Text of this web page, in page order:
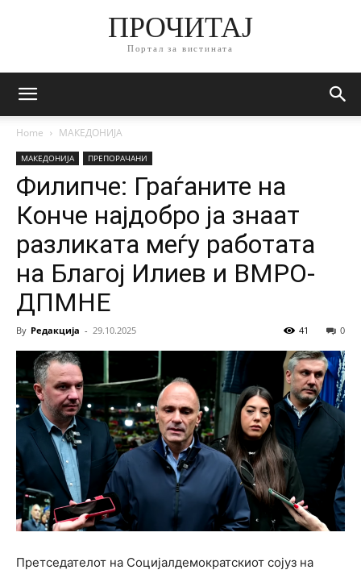
ПРОЧИТАЈ
Портал за вистината
Home МАКЕДОНИЈА
МАКЕДОНИЈА ПРЕПОРАЧАНИ
Филипче: Граѓаните на
Конче најдобро ја знаат
разликата меѓу работата
на Благој Илиев и ВМРО-
ДПМНЕ
By Редакција - 29.10.2025 0
41
Претседателот на Социјалдемократскиот сојуз на